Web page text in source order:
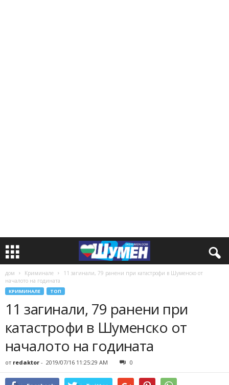
дом Криминале
11 загинали, 79 ранени при катастрофи в Шуменско от
началото на годината
КРИМИНАЛЕ ТОП
11 загинали, 79 ранени при
катастрофи в Шуменско от
началото на годината
от redaktor - 2019/07/16 11:25:29 AM 0